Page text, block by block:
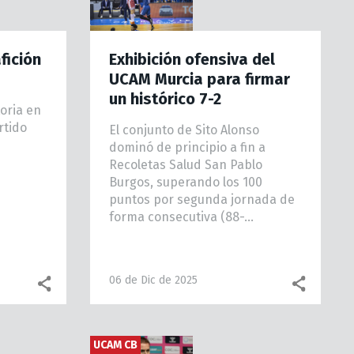
Facebook share
en
Facebook share
Exhibición ofensiva del
UCAM Murcia para firmar
un histórico 7-2
El conjunto de Sito Alonso
dominó de principio a fin a
Recoletas Salud San Pablo
Burgos, superando los 100
puntos por segunda jornada de
forma consecutiva (88-...
06 de Dic de 2025
UCAM CB